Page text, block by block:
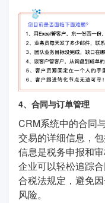
4、合同与订单管理
CRM系统中的合同
交易的详细信息，
信息是税务申报和
企业可以轻松追踪
合税法规定，避免
风险。